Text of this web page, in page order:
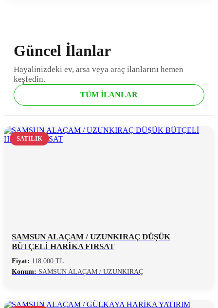
Güncel İlanlar
Hayalinizdeki ev, arsa veya araç ilanlarını hemen
keşfedin.
TÜM İLANLAR
SATILIK
SAMSUN ALAÇAM / UZUNKIRAÇ DÜŞÜK
BÜTÇELİ HARİKA FIRSAT
Fiyat: 118.000 TL
Konum: SAMSUN ALAÇAM / UZUNKIRAÇ